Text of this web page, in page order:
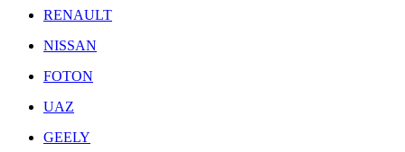
RENAULT
NISSAN
FOTON
UAZ
GEELY